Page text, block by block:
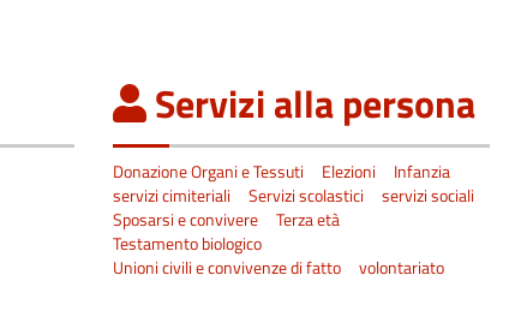
Servizi alla persona
Donazione Organi e Tessuti Elezioni
Infanzia
servizi cimiteriali
Servizi scolastici
servizi sociali
Sposarsi e convivere
Terza età
Testamento biologico
Unioni civili e convivenze di fatto
volontariato